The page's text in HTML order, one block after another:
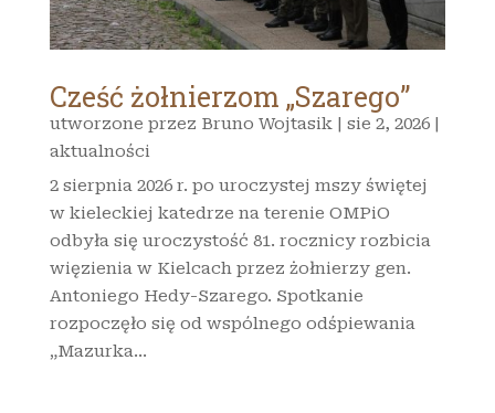
Cześć żołnierzom „Szarego”
utworzone przez Bruno Wojtasik| sie 2, 2026|
aktualności
2 sierpnia 2026 r. po uroczystej mszy świętej
w kieleckiej katedrze na terenie OMPiO
odbyła się uroczystość 81. rocznicy rozbicia
więzienia w Kielcach przez żołnierzy gen.
Antoniego Hedy-Szarego. Spotkanie
rozpoczęło się od wspólnego odśpiewania
„Mazurka...